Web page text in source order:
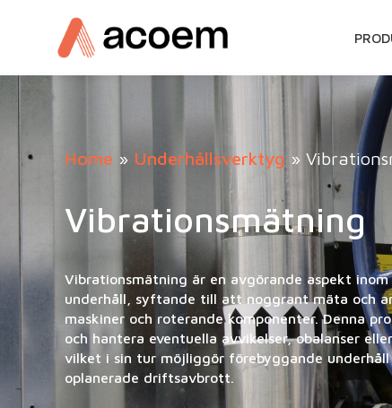
GÅ
TILL
Home » Underhållsverktyg »
Vibrationsmätning
Vibrationsmätning är en avgörande aspekt inom
underhåll, syftande till att noggrant mäta och
maskiner och roterande komponenter. Denna
och hantera eventuella avvikelser, obalanser
vilket i sin tur möjliggör förebyggande
oplanerade driftsavbrott.